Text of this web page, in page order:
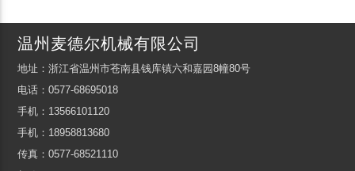
温州麦德尔机械有限公司
地址：浙江省温州市苍南县钱库镇六和嘉园8幢80号
电话：0577-68695018
手机：13566101120
手机：18958813680
传真：0577-68521110